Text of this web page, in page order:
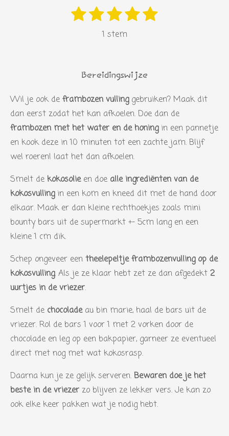
:
5
s
t
e
r
e
n
1 2
r
r
e
n
3
s
r
r
e
n
4
s
r
r
e
n
5
r
r
e
n
1 stem
Bereidingswijze
Wil je ook de frambozen vullinggebruiken? Maak dit
dan eerst zodat het kan afkoelen. Doe dan de
frambozen met het water en de honingin een pannetje
en kook deze in 10 minuten tot een zachte jam. Blijf
wel roeren! laat het dan afkoelen.
Smelt de kokosolieen doe alle ingrediënten van de
kokosvullingin een kom en kneed dit met de hand door
elkaar. Maak er dan kleine rechthoekjes zoals mini
bounty bars uit de supermarkt +- 5cm lang en een
kleine 1 cm dik.
Schep ongeveer een theelepeltje frambozenvulling op de
kokosvulling. Als je ze klaar hebt zet ze dan afgedekt 2
uurtjes in de vriezer.
Smelt de chocoladeau bin marie, haal de bars uit de
vriezer. Rol de bars 1 voor 1 met 2 vorken door de
chocolade en leg op een bakpapier, garneer ze eventueel
direct met nog met wat kokosrasp.
Daarna kun je ze gelijk serveren. Bewaren doe je het
beste in de vriezer zo blijven ze lekker vers. Je kan zo
ook elke keer pakken wat je nodig hebt.